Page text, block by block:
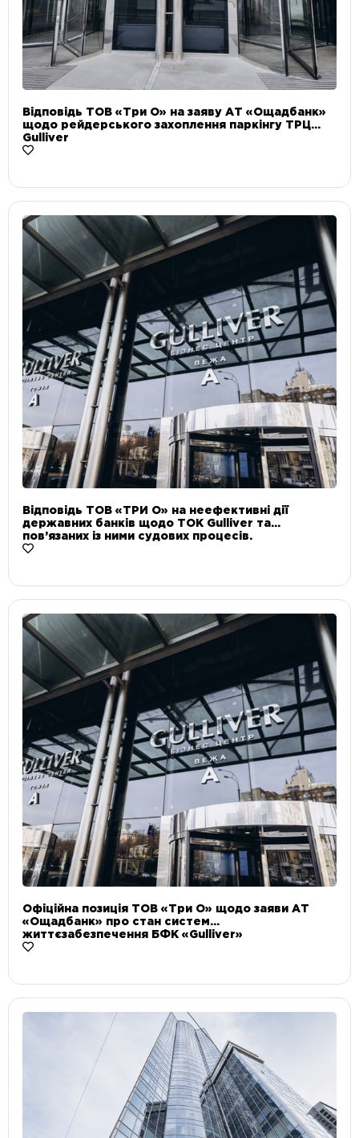
Відповідь ТОВ «Три О» на заяву АТ «Ощадбанк»
щодо рейдерського захоплення паркінгу ТРЦ
Gulliver
Відповідь ТОВ «ТРИ О» на неефективні дії
державних банків щодо ТОК Gulliver та
пов’язаних із ними судових процесів.
Офіційна позиція ТОВ «Три О» щодо заяви АТ
«Ощадбанк» про стан систем
життєзабезпечення БФК «Gulliver»